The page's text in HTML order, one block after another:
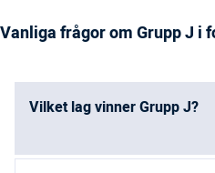
Vanliga frågor om Grupp J i
Vilket lag vinner Grupp J?